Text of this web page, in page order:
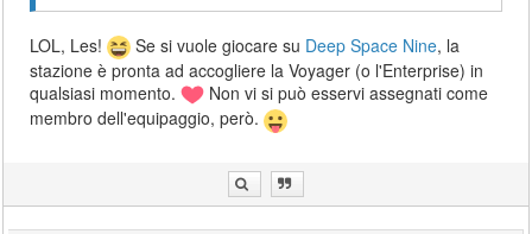
LOL, Les! Se si vuole giocare su Deep Space Nine, la
stazione è pronta ad accogliere la Voyager (o l'Enterprise) in
qualsiasi momento.
Non vi si può esservi assegnati come
membro dell'equipaggio, però.